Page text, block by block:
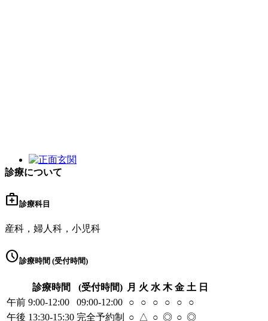
診療について
medical_services診療科目
産科，婦人科，小児科
schedule診療時間 (受付時間)
診療時間 (受付時間) 月 火 水 木 金 土 日
午前 9:00-12:00 09:00-12:00 ○ ○ ○ ○ ○
○
午後 13:30-15:30 完全予約制 ○ △ ○ ◎ ○ ◎